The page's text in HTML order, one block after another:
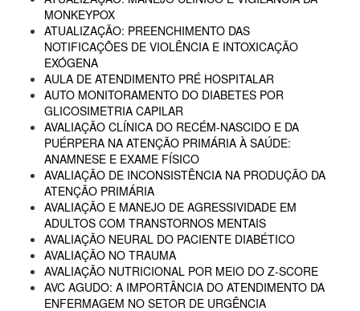
MONKEYPOX
ATUALIZAÇÃO: PREENCHIMENTO DAS
NOTIFICAÇÕES DE VIOLÊNCIA E INTOXICAÇÃO
EXÓGENA
AULA DE ATENDIMENTO PRÉ HOSPITALAR
AUTO MONITORAMENTO DO DIABETES POR
GLICOSIMETRIA CAPILAR
AVALIAÇÃO CLÍNICA DO RECÉM-NASCIDO E DA
PUÉRPERA NA ATENÇÃO PRIMÁRIA À SAÚDE:
ANAMNESE E EXAME FÍSICO
AVALIAÇÃO DE INCONSISTÊNCIA NA PRODUÇÃO DA
ATENÇÃO PRIMÁRIA
AVALIAÇÃO E MANEJO DE AGRESSIVIDADE EM
ADULTOS COM TRANSTORNOS MENTAIS
AVALIAÇÃO NEURAL DO PACIENTE DIABÉTICO
AVALIAÇÃO NO TRAUMA
AVALIAÇÃO NUTRICIONAL POR MEIO DO Z-SCORE
AVC AGUDO: A IMPORTÂNCIA DO ATENDIMENTO DA
ENFERMAGEM NO SETOR DE URGÊNCIA